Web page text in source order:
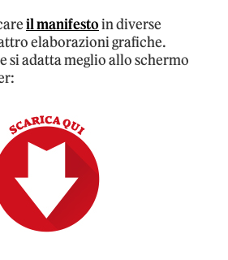
il manifestoin diverse
elaborazioni grafiche.
si adatta meglio allo schermo